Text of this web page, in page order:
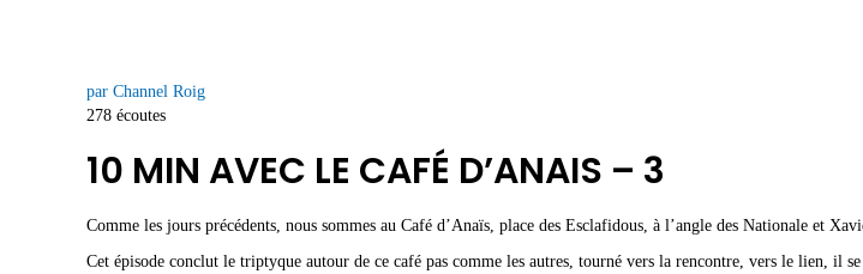
par Channel Roig
278 écoutes
10 MIN AVEC LE CAFÉ D’ANAIS – 3
Comme les jours précédents, nous sommes au Café d’Anaïs, place des Esclafidous, à l’angle des Nationale et
Cet épisode conclut le triptyque autour de ce café pas comme les autres, tourné vers la rencontre, vers le lien, il